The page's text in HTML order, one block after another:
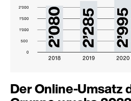
Der Online-Umsatz